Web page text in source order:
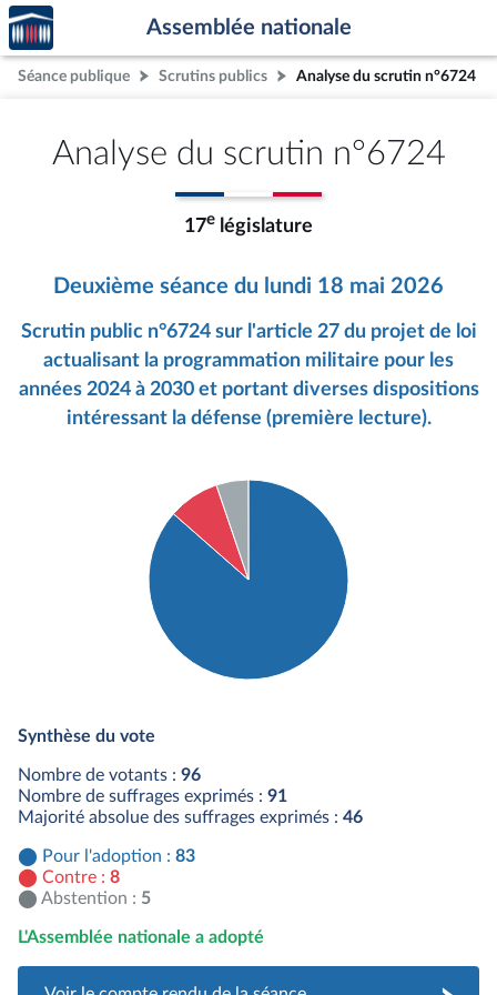
Aller au contenu
Aller en bas de la page
Accèder
à la
page
d'accueil
Assemblée nationale
Séance publique Scrutins publics Analyse du scrutin n°6724
Analyse du scrutin n°6724
17e législature
Deuxième séance du lundi 18 mai 2026
Scrutin public n°6724 sur l'article 27 du projet de loi
actualisant la programmation militaire pour les
années 2024 à 2030 et portant diverses dispositions
intéressant la défense (première lecture).
Synthèse du vote
Nombre de votants : 96
Nombre de suffrages exprimés : 91
Majorité absolue des suffrages exprimés : 46
Pour l'adoption : 83
Contre : 8
Abstention : 5
L'Assemblée nationale a adopté